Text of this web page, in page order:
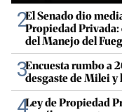
2El Senado dio
Propiedad Privada:
del Manejo del
3Encuesta rumbo a
desgaste de Milei
4Ley de Propiedad